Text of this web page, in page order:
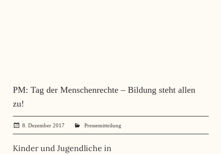
PM: Tag der Menschenrechte – Bildung steht allen
zu!
8. Dezember 2017 administrator
Pressemitteilung
Kinder und Jugendliche in